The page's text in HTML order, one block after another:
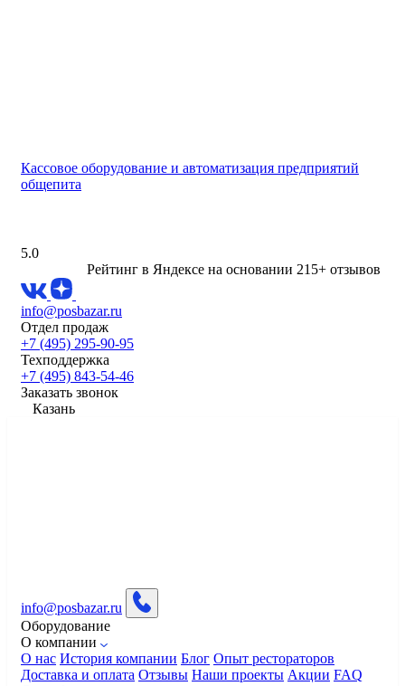
Кассовое оборудование и автоматизация предприятий
общепита
5.0
Рейтинг в Яндексе на основании 215+ отзывов
info@posbazar.ru
Отдел продаж
+7 (495) 295-90-95
Техподдержка
+7 (495) 843-54-46
Заказать звонок
Казань
info@posbazar.ru
Оборудование
О компании
О нас История компании Блог Опыт рестораторов
Доставка и оплата Отзывы Наши проекты Акции FAQ